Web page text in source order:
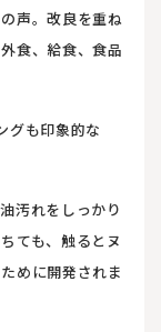
声。改良を重ね
食、給食、食品
グも印象的な
汚れをしっかり
ても、触るとヌ
めに開発されま